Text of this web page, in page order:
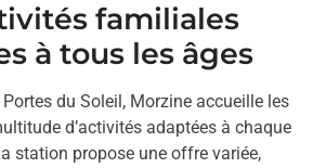
familiales
à tous les âges
du Soleil, Morzine accueille les
d’activités adaptées à chaque
station propose une offre variée,